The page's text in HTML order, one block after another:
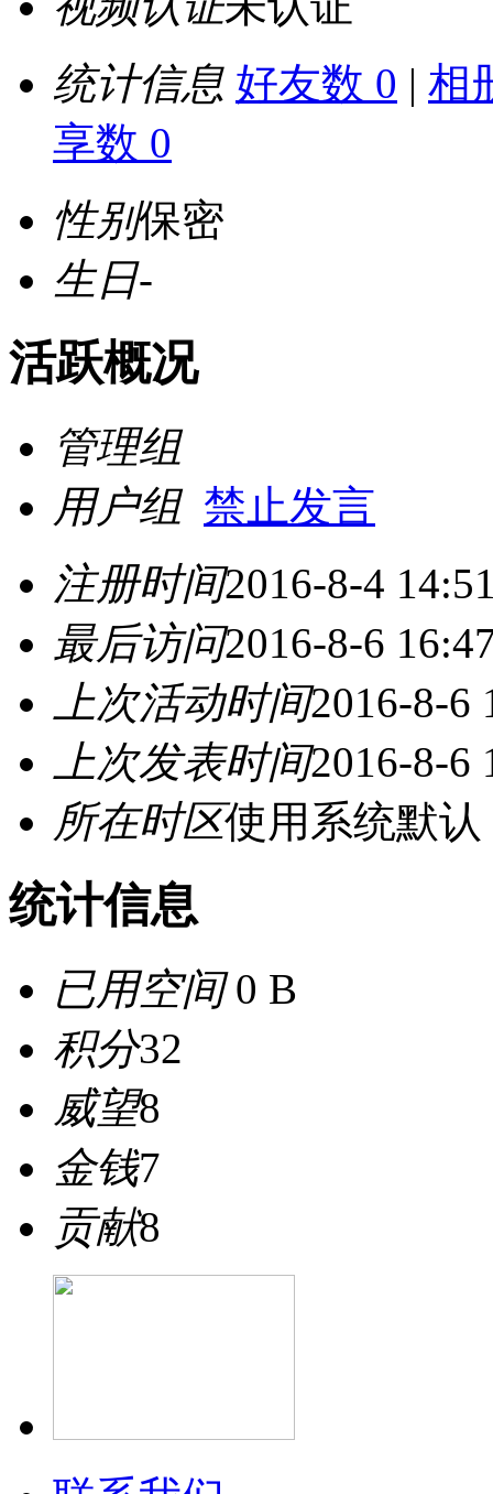
统计信息 好友数 0 | 相
享数 0
性别保密
生日-
活跃概况
管理组
用户组 禁止发言
注册时间2016-8-4
最后访问2016-8-6
上次活动时间2016-8-6
上次发表时间2016-8-6
所在时区使用系统默认
统计信息
已用空间0 B
积分32
威望8
金钱7
贡献8